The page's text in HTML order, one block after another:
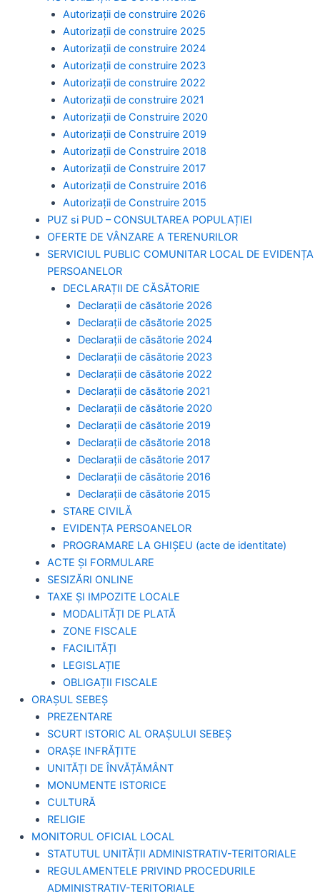
Autorizații de construire 2026
Autorizații de construire 2025
Autorizații de construire 2024
Autorizații de construire 2023
Autorizații de construire 2022
Autorizații de construire 2021
Autorizații de Construire 2020
Autorizații de Construire 2019
Autorizaţii de Construire 2018
Autorizaţii de Construire 2017
Autorizaţii de Construire 2016
Autorizaţii de Construire 2015
PUZ si PUD – CONSULTAREA POPULAȚIEI
OFERTE DE VÂNZARE A TERENURILOR
SERVICIUL PUBLIC COMUNITAR LOCAL DE EVIDENȚA
PERSOANELOR
DECLARAȚII DE CĂSĂTORIE
Declarații de căsătorie 2026
Declarații de căsătorie 2025
Declarații de căsătorie 2024
Declarații de căsătorie 2023
Declarații de căsătorie 2022
Declarații de căsătorie 2021
Declarații de căsătorie 2020
Declarații de căsătorie 2019
Declarații de căsătorie 2018
Declarații de căsătorie 2017
Declarații de căsătorie 2016
Declarații de căsătorie 2015
STARE CIVILĂ
EVIDENȚA PERSOANELOR
PROGRAMARE LA GHIȘEU (acte de identitate)
ACTE ȘI FORMULARE
SESIZĂRI ONLINE
TAXE ȘI IMPOZITE LOCALE
MODALITĂȚI DE PLATĂ
ZONE FISCALE
FACILITĂȚI
LEGISLAȚIE
OBLIGAȚII FISCALE
ORAȘUL SEBEȘ
PREZENTARE
SCURT ISTORIC AL ORAȘULUI SEBEȘ
ORAȘE INFRĂȚITE
UNITĂȚI DE ÎNVĂȚĂMÂNT
MONUMENTE ISTORICE
CULTURĂ
RELIGIE
MONITORUL OFICIAL LOCAL
STATUTUL UNITĂȚII ADMINISTRATIV-TERITORIALE
REGULAMENTELE PRIVIND PROCEDURILE
ADMINISTRATIV-TERITORIALE